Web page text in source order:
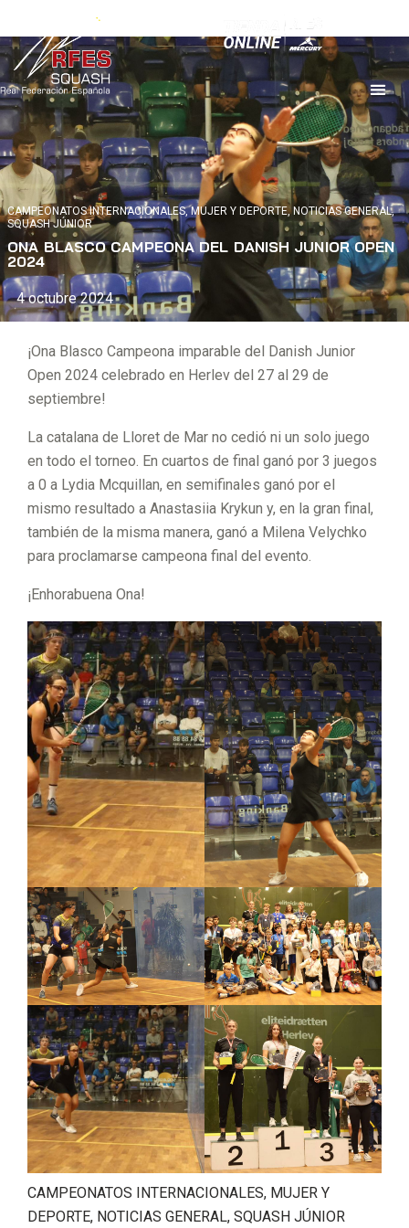
CAMPEONATOS INTERNACIONALES,MUJER Y DEPORTE, NOTICIAS GENERAL,
SQUASH JÚNIOR
ONA BLASCO CAMPEONA DEL DANISH JUNIOR OPEN
2024
4 octubre 2024
¡Ona Blasco Campeona imparable del Danish Junior
Open 2024 celebrado en Herlev del 27 al 29 de
septiembre!
La catalana de Lloret de Mar no cedió ni un solo juego
en todo el torneo. En cuartos de final ganó por 3 juegos
a 0 a Lydia Mcquillan, en semifinales ganó por el
mismo resultado a Anastasiia Krykun y, en la gran final,
también de la misma manera, ganó a Milena Velychko
para proclamarse campeona final del evento.
¡Enhorabuena Ona!
CAMPEONATOS INTERNACIONALES, MUJER Y
DEPORTE, NOTICIAS GENERAL, SQUASH JÚNIOR
SER
GIO
GAR
CÍA
VEN
CE
WO
Oro
par
a
Lóp
ez y